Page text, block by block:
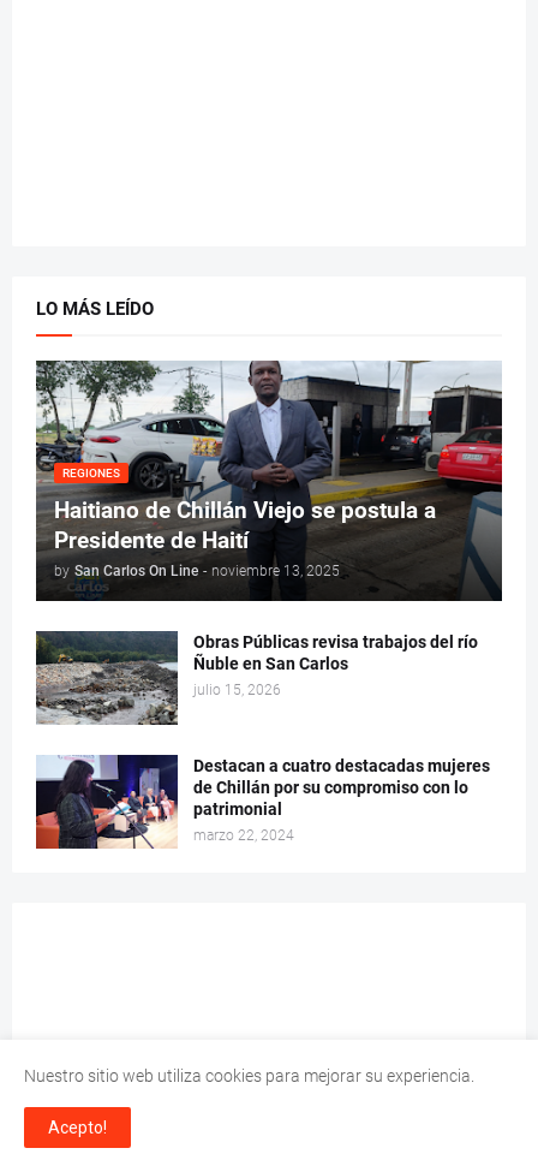
LO MÁS LEÍDO
REGIONES
Haitiano de Chillán Viejo se postula a
Presidente de Haití
by San Carlos On Line - noviembre 13, 2025
Obras Públicas revisa trabajos del río
Ñuble en San Carlos
julio 15, 2026
Destacan a cuatro destacadas mujeres
de Chillán por su compromiso con lo
patrimonial
marzo 22, 2024
Nuestro sitio web utiliza cookies para mejorar su experiencia.
Acepto!